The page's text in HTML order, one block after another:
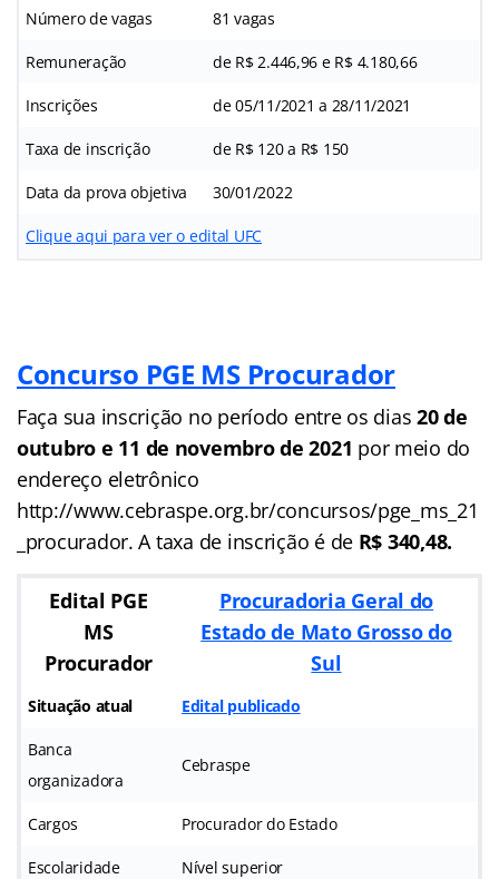
Número de vagas 81 vagas
Remuneração de R$ 2.446,96 e R$ 4.180,66
Inscrições de 05/11/2021 a 28/11/2021
Taxa de inscrição de R$ 120 a R$ 150
Data da prova objetiva 30/01/2022
Clique aqui para ver o edital UFC
Concurso PGE MS Procurador
Faça sua inscrição no período entre os dias 20 de
outubro e 11 de novembro de 2021 por meio do
endereço eletrônico
http://www.cebraspe.org.br/concursos/pge_ms_21
_procurador. A taxa de inscrição é de R$ 340,48.
Edital PGE
MS
Procurador
Procuradoria Geral do
Estado de Mato Grosso do
Sul
Situação atual Edital publicado
Banca
organizadora
Cebraspe
Cargos Procurador do Estado
Escolaridade Nível superior